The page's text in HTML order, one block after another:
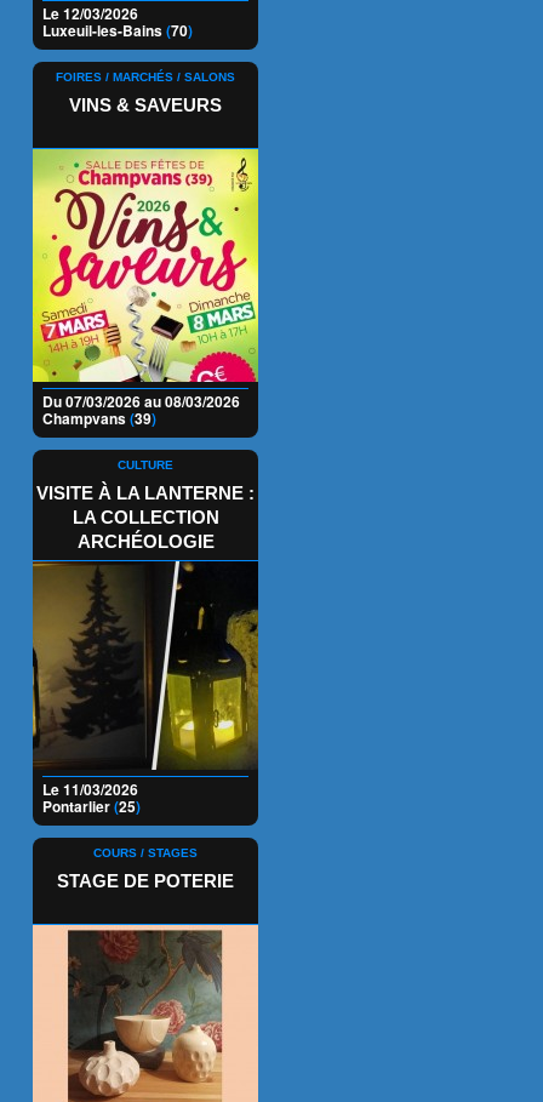
Le 12/03/2026
Luxeuil-les-Bains(70)
FOIRES / MARCHÉS / SALONS
VINS & SAVEURS
Du 07/03/2026 au 08/03/2026
Champvans(39)
CULTURE
VISITE À LA LANTERNE :
LA COLLECTION
ARCHÉOLOGIE
Le 11/03/2026
Pontarlier(25)
COURS / STAGES
STAGE DE POTERIE